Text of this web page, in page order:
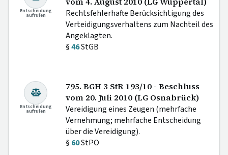
Entscheidung
aufrufen
Rechtsfehlerhafte Berücksichtigung des
Verteidigungsverhaltens zum Nachteil des
Angeklagten.
§46StGB
Entscheidung
aufrufen
795. BGH 3 StR 193/10 - Beschluss
vom 20. Juli 2010 (LG Osnabrück)
Vereidigung eines Zeugen (mehrfache
Vernehmung; mehrfache Entscheidung
über die Vereidigung).
§ 60StPO